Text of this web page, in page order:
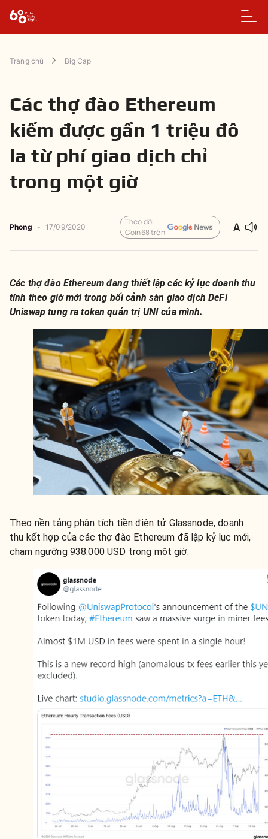
Trang chủ Big Cap
Các thợ đào Ethereum
kiếm được gần 1 triệu đô
la từ phí giao dịch chỉ
trong một giờ
Phong - 17/09/2020
Theo dõi
Coin68 trên
Các thợ đào Ethereum đang thiết lập các kỷ lục doanh thu
tính theo giờ mới trong bối cảnh sàn giao dịch DeFi
Uniswap tung ra token quản trị UNI của mình.
Theo nền tảng phân tích tiền điện tử Glassnode, doanh
thu kết hợp của các thợ đào Ethereum đã lập kỷ lục mới,
chạm ngưỡng 938.000 USD trong một giờ.